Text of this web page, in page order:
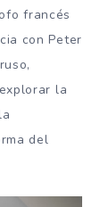
francés
con Peter
la
del